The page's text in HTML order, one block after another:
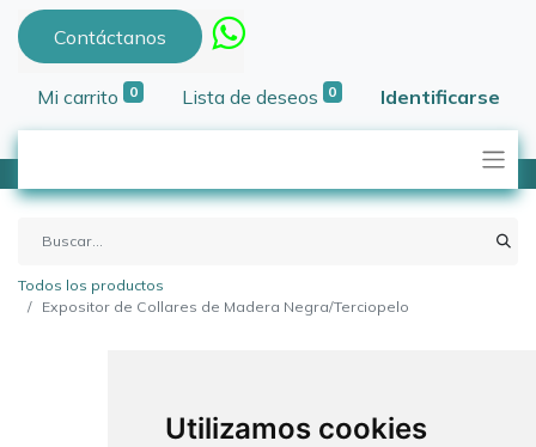
Utilizamos cookies
Contáctanos
Mi carrito 0 Lista de deseos 0 Identificarse
Todos los productos
Expositor de Collares de Madera Negra/Terciopelo